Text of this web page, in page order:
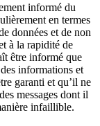
informé du
en termes
données et de non
à la rapidité de
être informé que
informations et
garanti et qu’il ne
messages dont il
infaillible.